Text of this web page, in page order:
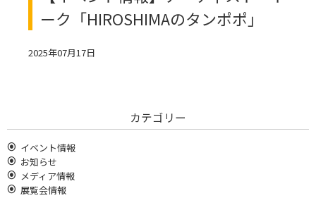
ーク「HIROSHIMAのタンポポ」
2025年07月17日
カテゴリー
イベント情報
お知らせ
メディア情報
展覧会情報